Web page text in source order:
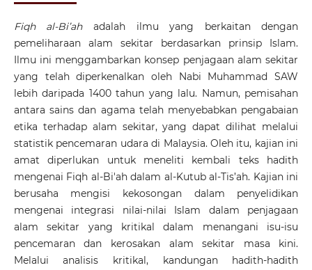
Fiqh al-Bi’ah adalah ilmu yang berkaitan dengan
pemeliharaan alam sekitar berdasarkan prinsip Islam.
Ilmu ini menggambarkan konsep penjagaan alam sekitar
yang telah diperkenalkan oleh Nabi Muhammad SAW
lebih daripada 1400 tahun yang lalu. Namun, pemisahan
antara sains dan agama telah menyebabkan pengabaian
etika terhadap alam sekitar, yang dapat dilihat melalui
statistik pencemaran udara di Malaysia. Oleh itu, kajian ini
amat diperlukan untuk meneliti kembali teks hadith
mengenai Fiqh al-Bi'ah dalam al-Kutub al-Tis’ah. Kajian ini
berusaha mengisi kekosongan dalam penyelidikan
mengenai integrasi nilai-nilai Islam dalam penjagaan
alam sekitar yang kritikal dalam menangani isu-isu
pencemaran dan kerosakan alam sekitar masa kini.
Melalui analisis kritikal, kandungan hadith-hadith